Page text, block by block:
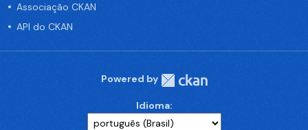
Associação CKAN
API do CKAN
Powered by
Idioma